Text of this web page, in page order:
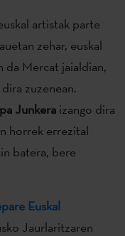
artistak parte
zehar, euskal
da Mercat jaialdian,
zuzenean.
Junkera izango dira
horrek errezital
batera, bere
Euskal
Jaurlaritzaren